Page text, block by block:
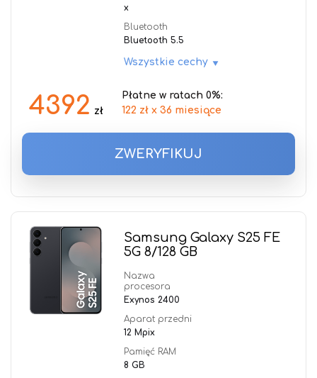
x
Bluetooth
Bluetooth 5.5
Wszystkie cechy
4392 zł
Płatne w ratach 0%:
122 zł x 36 miesiące
ZWERYFIKUJ
Samsung Galaxy S25 FE
5G 8/128 GB
Nazwa
procesora
Exynos 2400
Aparat przedni
12 Mpix
Pamięć RAM
8 GB